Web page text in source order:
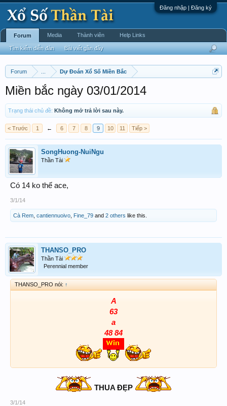
Đăng nhập | Đăng ký
Forum Dự Đoán Xổ Số Miền Bắc
Miền bắc ngày 03/01/2014
Trạng thái chủ đề: Không mở trả lời sau này.
< Trước 1 ← 6 7 8 9 10 11 Tiếp >
SongHuong-NuiNgu
Thần Tài
Có 14 ko thế ace,
3/1/14
Cà Rem cantiennuoivo Fine_79 and 2 others like this.
THANSO_PRO
Thần Tài
Perennial member
THANSO_PRO nói: ↑
A
63
a
48 84
THUA ĐẸP
3/1/14
Forum
Tìm kiếm diễn đàn Bài viết gần đây
Media Thành viên Help Links